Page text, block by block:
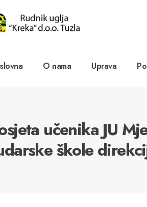
O nama Uprava
učenika JU
škole